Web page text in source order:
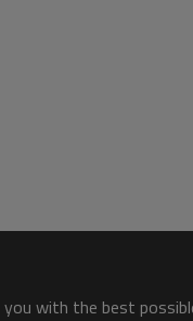
with the best